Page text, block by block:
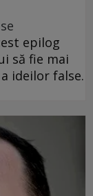
epilog
să fie mai
ideilor false.